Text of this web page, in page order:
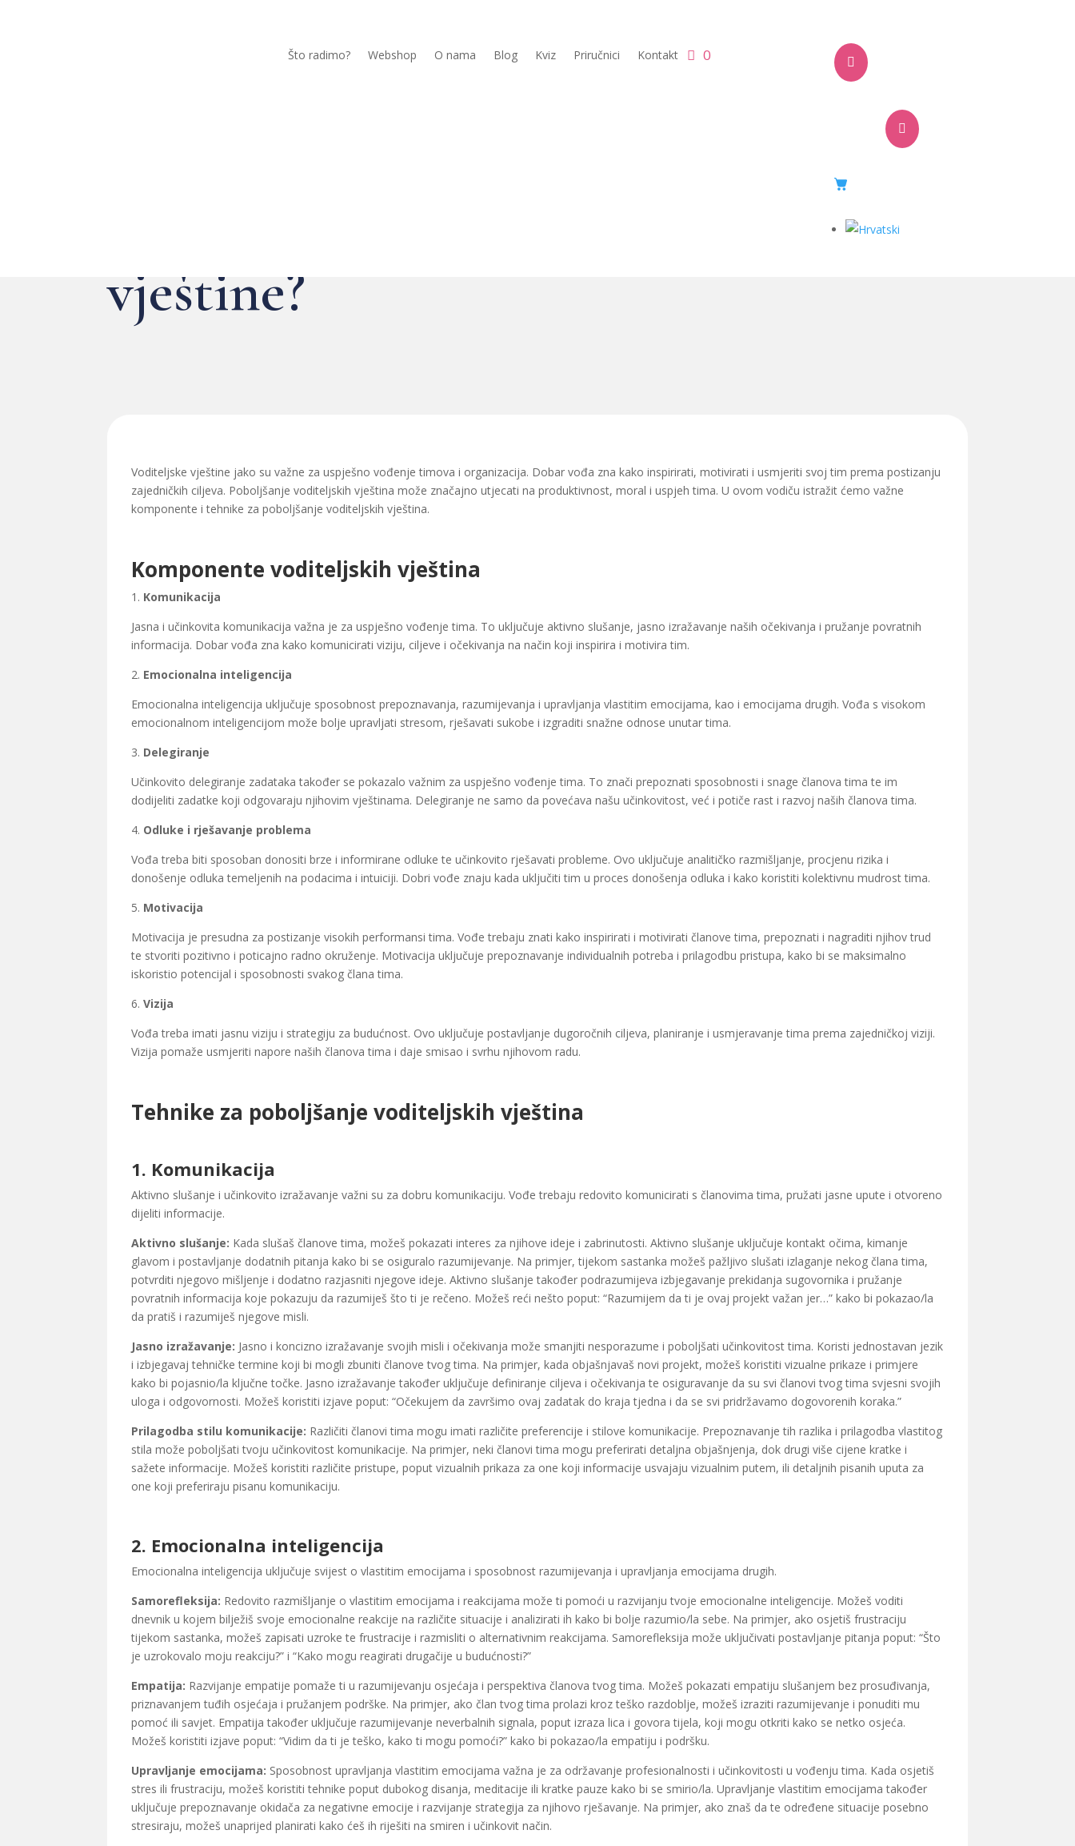
Što radimo? Webshop O nama Blog Kviz Priručnici Kontakt 0 

Kako poboljšati svoje voditeljske
vještine?
Voditeljske vještine jako su važne za uspješno vođenje timova i organizacija. Dobar vođa zna kako inspirirati, motivirati i usmjeriti svoj tim prema postizanju
zajedničkih ciljeva. Poboljšanje voditeljskih vještina može značajno utjecati na produktivnost, moral i uspjeh tima. U ovom vodiču istražit ćemo važne
komponente i tehnike za poboljšanje voditeljskih vještina.
Komponente voditeljskih vještina
1. Komunikacija
Jasna i učinkovita komunikacija važna je za uspješno vođenje tima. To uključuje aktivno slušanje, jasno izražavanje naših očekivanja i pružanje povratnih
informacija. Dobar vođa zna kako komunicirati viziju, ciljeve i očekivanja na način koji inspirira i motivira tim.
2. Emocionalna inteligencija
Emocionalna inteligencija uključuje sposobnost prepoznavanja, razumijevanja i upravljanja vlastitim emocijama, kao i emocijama drugih. Vođa s visokom
emocionalnom inteligencijom može bolje upravljati stresom, rješavati sukobe i izgraditi snažne odnose unutar tima.
3. Delegiranje
Učinkovito delegiranje zadataka također se pokazalo važnim za uspješno vođenje tima. To znači prepoznati sposobnosti i snage članova tima te im
dodijeliti zadatke koji odgovaraju njihovim vještinama. Delegiranje ne samo da povećava našu učinkovitost, već i potiče rast i razvoj naših članova tima.
4. Odluke i rješavanje problema
Vođa treba biti sposoban donositi brze i informirane odluke te učinkovito rješavati probleme. Ovo uključuje analitičko razmišljanje, procjenu rizika i
donošenje odluka temeljenih na podacima i intuiciji. Dobri vođe znaju kada uključiti tim u proces donošenja odluka i kako koristiti kolektivnu mudrost tima.
5. Motivacija
Motivacija je presudna za postizanje visokih performansi tima. Vođe trebaju znati kako inspirirati i motivirati članove tima, prepoznati i nagraditi njihov trud
te stvoriti pozitivno i poticajno radno okruženje. Motivacija uključuje prepoznavanje individualnih potreba i prilagodbu pristupa, kako bi se maksimalno
iskoristio potencijal i sposobnosti svakog člana tima.
6.Vizija
Vođa treba imati jasnu viziju i strategiju za budućnost. Ovo uključuje postavljanje dugoročnih ciljeva, planiranje i usmjeravanje tima prema zajedničkoj viziji.
Vizija pomaže usmjeriti napore naših članova tima i daje smisao i svrhu njihovom radu.
Tehnike za poboljšanje voditeljskih vještina
1. Komunikacija
Aktivno slušanje i učinkovito izražavanje važni su za dobru komunikaciju. Vođe trebaju redovito komunicirati s članovima tima, pružati jasne upute i otvoreno
dijeliti informacije.
Aktivno slušanje: Kada slušaš članove tima, možeš pokazati interes za njihove ideje i zabrinutosti. Aktivno slušanje uključuje kontakt očima, kimanje
glavom i postavljanje dodatnih pitanja kako bi se osiguralo razumijevanje. Na primjer, tijekom sastanka možeš pažljivo slušati izlaganje nekog člana tima,
potvrditi njegovo mišljenje i dodatno razjasniti njegove ideje. Aktivno slušanje također podrazumijeva izbjegavanje prekidanja sugovornika i pružanje
povratnih informacija koje pokazuju da razumiješ što ti je rečeno. Možeš reći nešto poput: “Razumijem da ti je ovaj projekt važan jer…” kako bi pokazao/la
da pratiš i razumiješ njegove misli.
Jasno izražavanje: Jasno i koncizno izražavanje svojih misli i očekivanja može smanjiti nesporazume i poboljšati učinkovitost tima. Koristi jednostavan jezik
i izbjegavaj tehničke termine koji bi mogli zbuniti članove tvog tima. Na primjer, kada objašnjavaš novi projekt, možeš koristiti vizualne prikaze i primjere
kako bi pojasnio/la ključne točke. Jasno izražavanje također uključuje definiranje ciljeva i očekivanja te osiguravanje da su svi članovi tvog tima svjesni svojih
uloga i odgovornosti. Možeš koristiti izjave poput: “Očekujem da završimo ovaj zadatak do kraja tjedna i da se svi pridržavamo dogovorenih koraka.”
Prilagodba stilu komunikacije: Različiti članovi tima mogu imati različite preferencije i stilove komunikacije. Prepoznavanje tih razlika i prilagodba vlastitog
stila može poboljšati tvoju učinkovitost komunikacije. Na primjer, neki članovi tima mogu preferirati detaljna objašnjenja, dok drugi više cijene kratke i
sažete informacije. Možeš koristiti različite pristupe, poput vizualnih prikaza za one koji informacije usvajaju vizualnim putem, ili detaljnih pisanih uputa za
one koji preferiraju pisanu komunikaciju.
2. Emocionalna inteligencija
Emocionalna inteligencija uključuje svijest o vlastitim emocijama i sposobnost razumijevanja i upravljanja emocijama drugih.
Samorefleksija: Redovito razmišljanje o vlastitim emocijama i reakcijama može ti pomoći u razvijanju tvoje emocionalne inteligencije. Možeš voditi
dnevnik u kojem bilježiš svoje emocionalne reakcije na različite situacije i analizirati ih kako bi bolje razumio/la sebe. Na primjer, ako osjetiš frustraciju
tijekom sastanka, možeš zapisati uzroke te frustracije i razmisliti o alternativnim reakcijama. Samorefleksija može uključivati postavljanje pitanja poput: “Što
je uzrokovalo moju reakciju?” i “Kako mogu reagirati drugačije u budućnosti?”
Empatija: Razvijanje empatije pomaže ti u razumijevanju osjećaja i perspektiva članova tvog tima. Možeš pokazati empatiju slušanjem bez prosuđivanja,
priznavanjem tuđih osjećaja i pružanjem podrške. Na primjer, ako član tvog tima prolazi kroz teško razdoblje, možeš izraziti razumijevanje i ponuditi mu
pomoć ili savjet. Empatija također uključuje razumijevanje neverbalnih signala, poput izraza lica i govora tijela, koji mogu otkriti kako se netko osjeća.
Možeš koristiti izjave poput: “Vidim da ti je teško, kako ti mogu pomoći?” kako bi pokazao/la empatiju i podršku.
Upravljanje emocijama: Sposobnost upravljanja vlastitim emocijama važna je za održavanje profesionalnosti i učinkovitosti u vođenju tima. Kada osjetiš
stres ili frustraciju, možeš koristiti tehnike poput dubokog disanja, meditacije ili kratke pauze kako bi se smirio/la. Upravljanje vlastitim emocijama također
uključuje prepoznavanje okidača za negativne emocije i razvijanje strategija za njihovo rješavanje. Na primjer, ako znaš da te određene situacije posebno
stresiraju, možeš unaprijed planirati kako ćeš ih riješiti na smiren i učinkovit način.